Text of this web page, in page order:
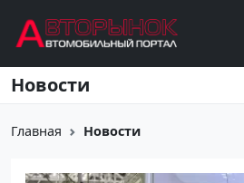
Перейти к основному содержанию
Новости
Главная Новости